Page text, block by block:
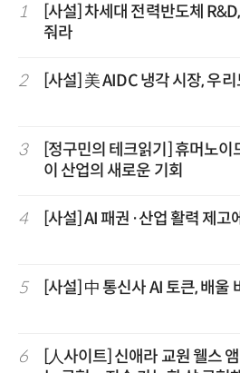
1
[사설] 차세대 전력반도체
줘라
2 [사설] 美 AIDC 냉각 시장, 우
3
[정구민의 테크읽기] 휴머노이
이 산업의 새로운 기회
4 [사설] AI 패권·산업 활력 제고
5 [사설] 中 통신사 AI 토큰, 배울
6
[人사이트] 신애라 교원 웰스